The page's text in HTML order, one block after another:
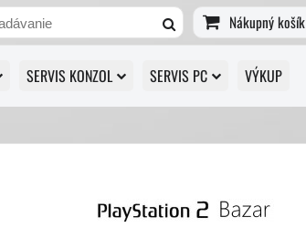
Nákupný košík
SERVIS KONZOL SERVIS PC VÝKUP